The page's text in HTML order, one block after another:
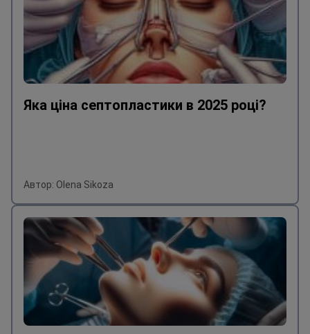
Яка ціна септопластики в 2025 році?
Автор: Olena Sikoza